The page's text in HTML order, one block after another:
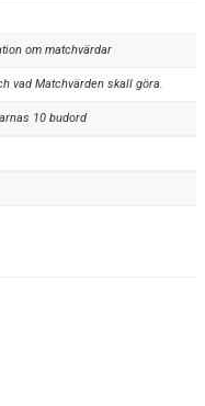
om matchvärdar
vad Matchvärden skall göra.
10 budord